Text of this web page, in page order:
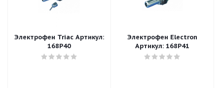
Электрофен Triac Артикул:
168P40
Электрофен Electron
Артикул: 168P41